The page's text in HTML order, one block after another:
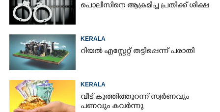
പൊലീസിനെ ആക്രമിച്ച പ്രതിക്ക് ശിക്ഷ
KERALA
റിയൽ എസ്റ്റേറ്റ് തട്ടിപ്പെന്ന് പരാതി
KERALA
വീട് കുത്തിത്തുറന്ന് സ്വർണവും
പണവും കവർന്നു